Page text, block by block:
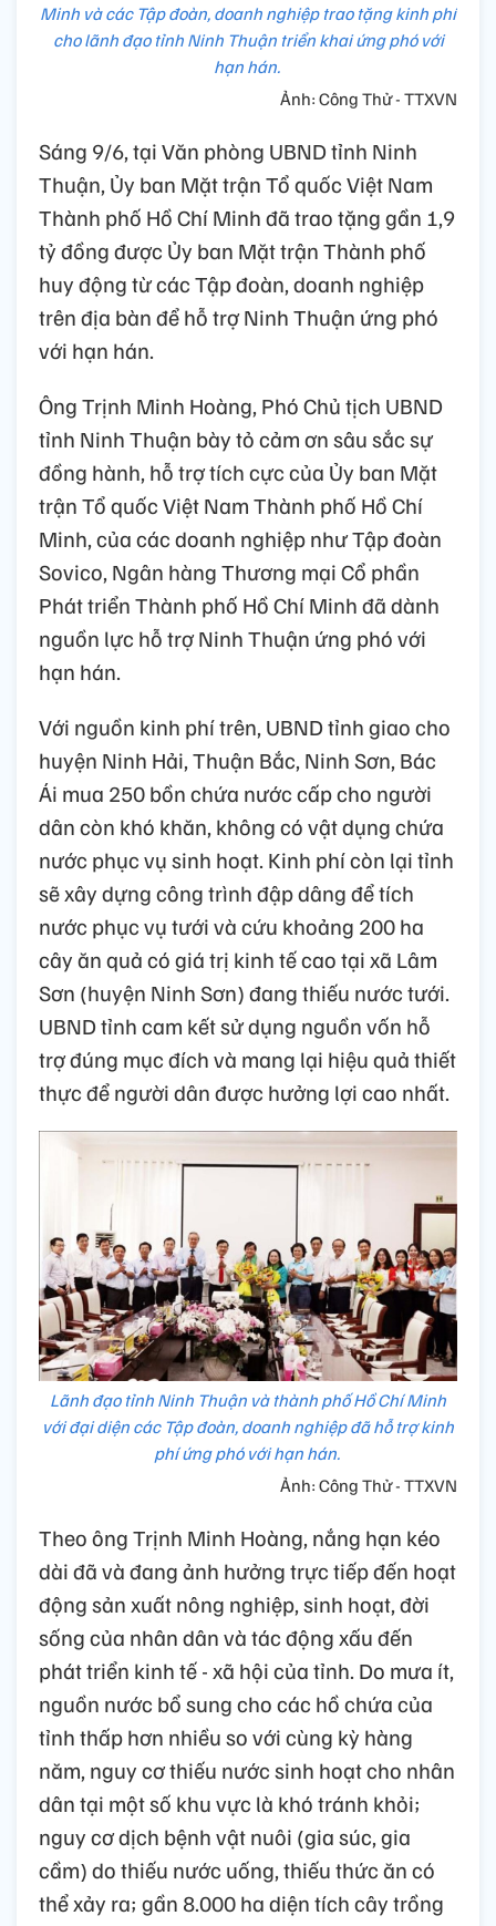
Minh và các Tập đoàn, doanh nghiệp trao tặng kinh phí
cho lãnh đạo tỉnh Ninh Thuận triển khai ứng phó với
hạn hán.
Ảnh: Công Thử - TTXVN
Sáng 9/6, tại Văn phòng UBND tỉnh Ninh
Thuận, Ủy ban Mặt trận Tổ quốc Việt Nam
Thành phố Hồ Chí Minh đã trao tặng gần 1,9
tỷ đồng được Ủy ban Mặt trận Thành phố
huy động từ các Tập đoàn, doanh nghiệp
trên địa bàn để hỗ trợ Ninh Thuận ứng phó
với hạn hán.
Ông Trịnh Minh Hoàng, Phó Chủ tịch UBND
tỉnh Ninh Thuận bày tỏ cảm ơn sâu sắc sự
đồng hành, hỗ trợ tích cực của Ủy ban Mặt
trận Tổ quốc Việt Nam Thành phố Hồ Chí
Minh, của các doanh nghiệp như Tập đoàn
Sovico, Ngân hàng Thương mại Cổ phần
Phát triển Thành phố Hồ Chí Minh đã dành
nguồn lực hỗ trợ Ninh Thuận ứng phó với
hạn hán.
Với nguồn kinh phí trên, UBND tỉnh giao cho
huyện Ninh Hải, Thuận Bắc, Ninh Sơn, Bác
Ái mua 250 bồn chứa nước cấp cho người
dân còn khó khăn, không có vật dụng chứa
nước phục vụ sinh hoạt. Kinh phí còn lại tỉnh
sẽ xây dựng công trình đập dâng để tích
nước phục vụ tưới và cứu khoảng 200 ha
cây ăn quả có giá trị kinh tế cao tại xã Lâm
Sơn (huyện Ninh Sơn) đang thiếu nước tưới.
UBND tỉnh cam kết sử dụng nguồn vốn hỗ
trợ đúng mục đích và mang lại hiệu quả thiết
thực để người dân được hưởng lợi cao nhất.
Lãnh đạo tỉnh Ninh Thuận và thành phố Hồ Chí Minh
với đại diện các Tập đoàn, doanh nghiệp đã hỗ trợ kinh
phí ứng phó với hạn hán.
Ảnh: Công Thử - TTXVN
Theo ông Trịnh Minh Hoàng, nắng hạn kéo
dài đã và đang ảnh hưởng trực tiếp đến hoạt
động sản xuất nông nghiệp, sinh hoạt, đời
sống của nhân dân và tác động xấu đến
phát triển kinh tế - xã hội của tỉnh. Do mưa ít,
nguồn nước bổ sung cho các hồ chứa của
tỉnh thấp hơn nhiều so với cùng kỳ hàng
năm, nguy cơ thiếu nước sinh hoạt cho nhân
dân tại một số khu vực là khó tránh khỏi;
nguy cơ dịch bệnh vật nuôi (gia súc, gia
cầm) do thiếu nước uống, thiếu thức ăn có
thể xảy ra; gần 8.000 ha diện tích cây trồng